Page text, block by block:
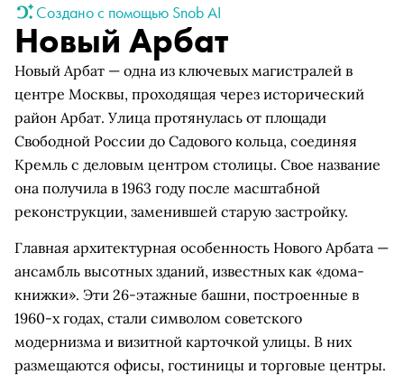
Создано с помощью Snob AI
Новый Арбат
Новый Арбат — одна из ключевых магистралей в
центре Москвы, проходящая через исторический
район Арбат. Улица протянулась от площади
Свободной России до Садового кольца, соединяя
Кремль с деловым центром столицы. Свое название
она получила в 1963 году после масштабной
реконструкции, заменившей старую застройку.
Главная архитектурная особенность Нового Арбата —
ансамбль высотных зданий, известных как «дома-
книжки». Эти 26-этажные башни, построенные в
1960-х годах, стали символом советского
модернизма и визитной карточкой улицы. В них
размещаются офисы, гостиницы и торговые центры.